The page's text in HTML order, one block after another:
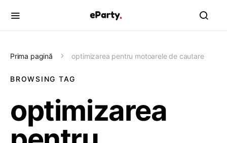
Prima pagină optimizarea pentru motoarele de cautare
BROWSING TAG
optimizarea